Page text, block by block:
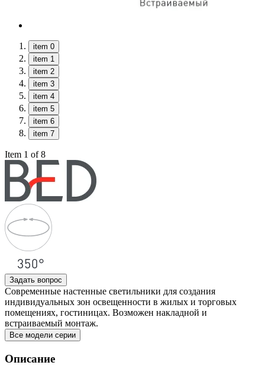
item 0
item 1
item 2
item 3
item 4
item 5
item 6
item 7
Item 1 of 8
Задать вопрос
Современные настенные светильники для создания
индивидуальных зон освещенности в жилых и торговых
помещениях, гостиницах. Возможен накладной и
встраиваемый монтаж.
Все модели серии
Описание